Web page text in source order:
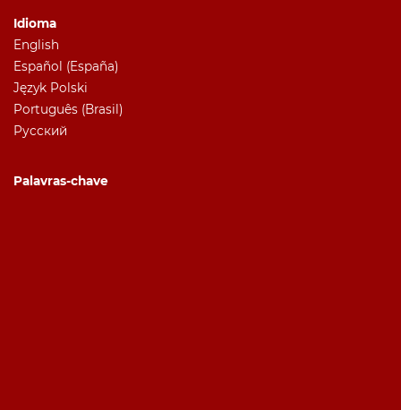
Idioma
English
Español (España)
Język Polski
Português (Brasil)
Русский
Palavras-chave